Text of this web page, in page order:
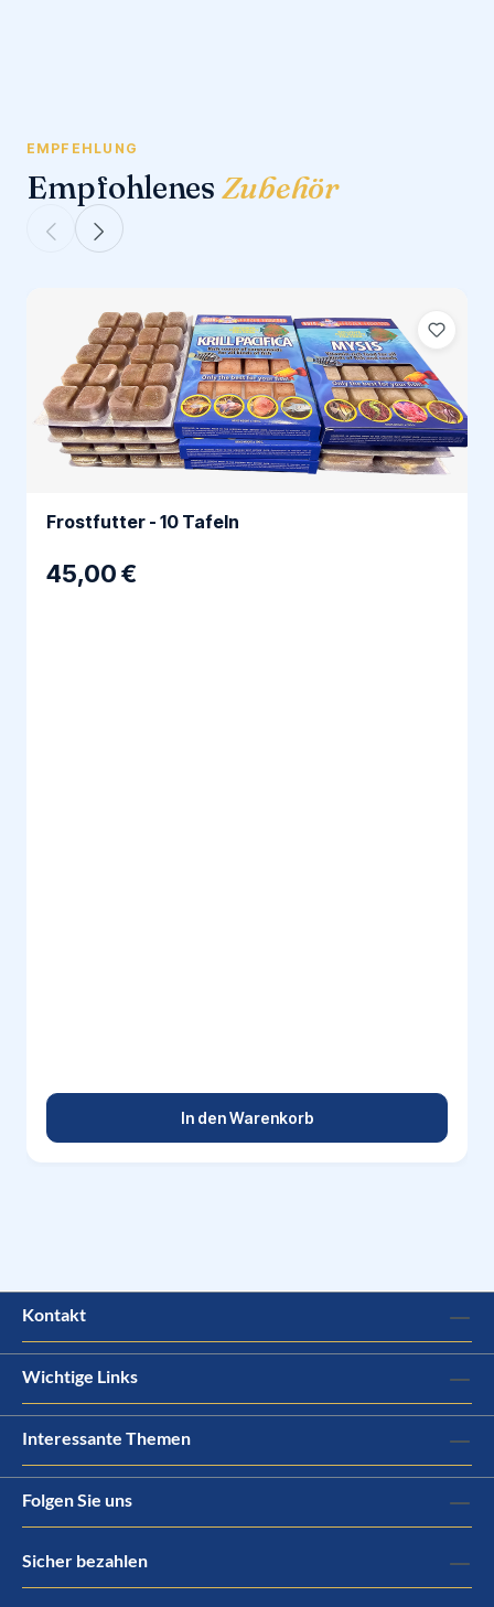
EMPFEHLUNG
Empfohlenes Zubehör
Frostfutter - 10 Tafeln
45,00 €
In den Warenkorb
Kontakt
Wichtige Links
Interessante Themen
Folgen Sie uns
Sicher bezahlen